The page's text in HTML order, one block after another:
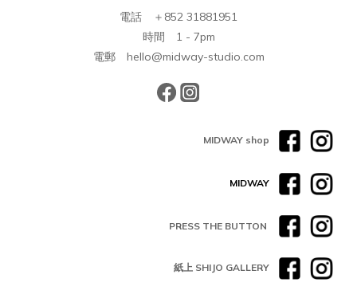
電話 ＋852 31881951
時間 1 - 7pm
電郵 hello@midway-studio.com
MIDWAY shop
MIDWAY
PRESS THE BUTTON
紙上 SHIJO GALLERY